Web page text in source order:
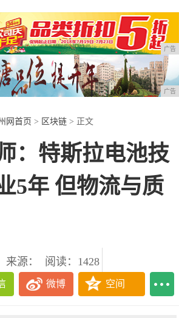
广告
广告
网首页 > 区块链 > 正文
：特斯拉电池技
5年 但物流与质
来源： 阅读：1428
微博 空间